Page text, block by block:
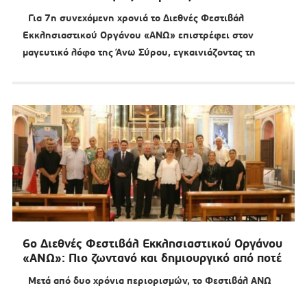
Για 7η συνεχόμενη χρονιά το Διεθνές Φεστιβάλ
Εκκλησιαστικού Οργάνου «ΑΝΩ» επιστρέφει στον
μαγευτικό λόφο της Άνω Σύρου, εγκαινιάζοντας τη
6o Διεθνές Φεστιβάλ Εκκλησιαστικού Οργάνου
«ΑΝΩ»: Πιο ζωντανό και δημιουργικό από ποτέ
Μετά από δυο χρόνια περιορισμών, το Φεστιβάλ ΑΝΩ